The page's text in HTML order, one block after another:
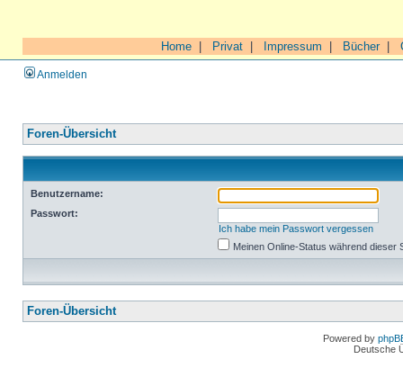
Home Privat Impressum Bücher|
Anmelden
Foren-Übersicht
Benutzername:
Passwort:
Ich habe mein Passwort vergessen
Meinen Online-Status während dieser
Foren-Übersicht
Powered by
Deutsche